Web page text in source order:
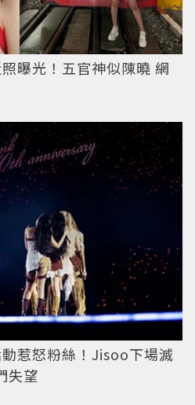
曝光！五官神似陳曉 網
惹怒粉絲！Jisoo下場滅
失望